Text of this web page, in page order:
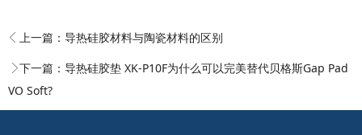
上一篇： 导热硅胶材料与陶瓷材料的区别
下一篇： 导热硅胶垫 XK-P10F为什么可以完美替代贝格斯Gap Pad
VO Soft?